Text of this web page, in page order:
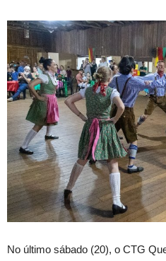
No último sábado (20), o CTG